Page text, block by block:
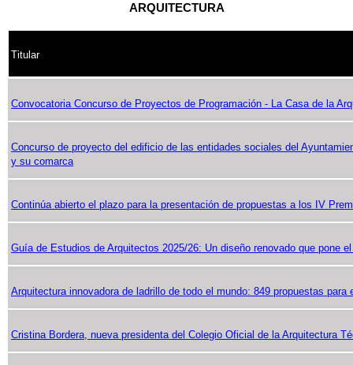
ARQUITECTURA
Titular
Convocatoria Concurso de Proyectos de Programación - La Casa de la
Concurso de proyecto del edificio de las entidades sociales del
y su comarca
Continúa abierto el plazo para la presentación de propuestas a los IV
Guía de Estudios de Arquitectos 2025/26: Un diseño renovado que pone
Arquitectura innovadora de ladrillo de todo el mundo: 849 propuestas para
Cristina Bordera, nueva presidenta del Colegio Oficial de la Arquitectura